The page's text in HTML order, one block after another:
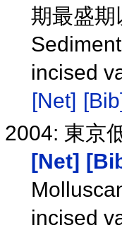
期最盛期
incised
[Net]
2004: 東京
[Net]
incised